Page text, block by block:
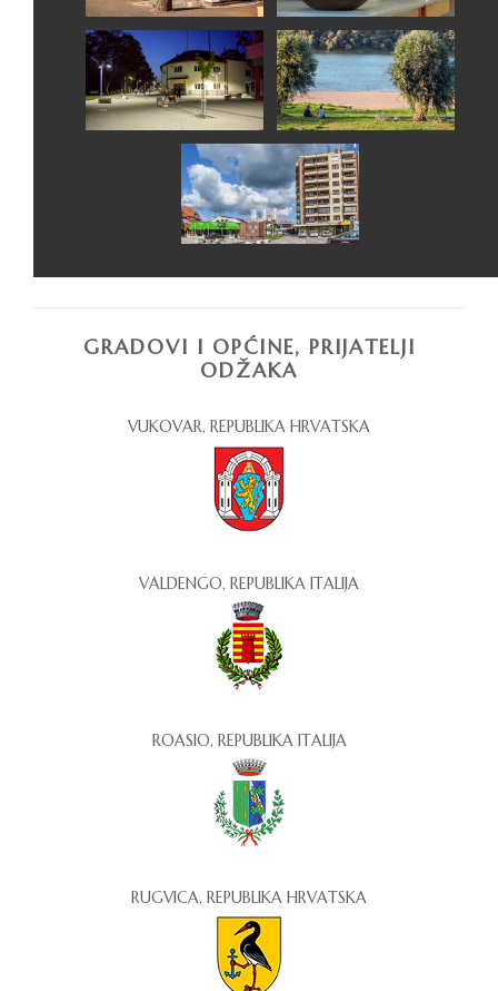
GRADOVI I OPĆINE, PRIJATELJI
ODŽAKA
VUKOVAR, REPUBLIKA HRVATSKA
VALDENGO, REPUBLIKA ITALIJA
ROASIO, REPUBLIKA ITALIJA
RUGVICA, REPUBLIKA HRVATSKA